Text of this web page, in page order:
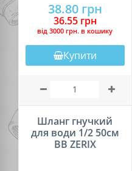
38.80 грн
36.55 грн
вiд 3000 грн. в кошику
Купити
Шланг гнучкий
для води 1/2 50см
ВВ ZERIX